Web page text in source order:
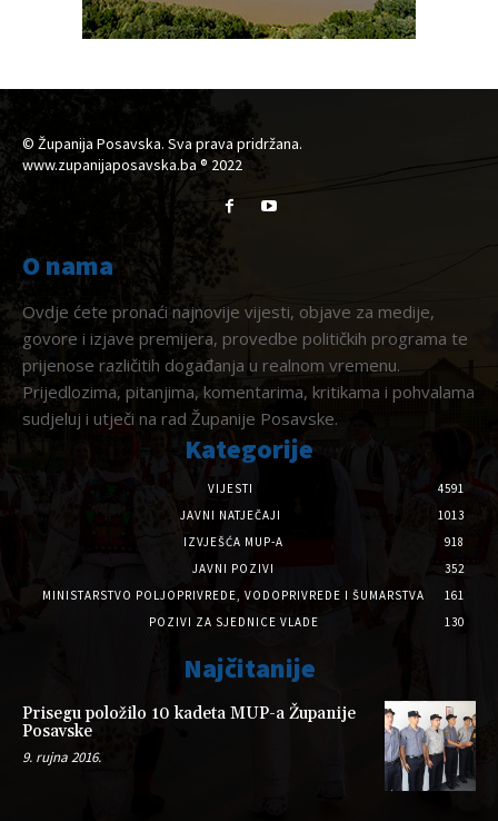
© Županija Posavska. Sva prava pridržana.
www.zupanijaposavska.ba ® 2022
O nama
Ovdje ćete pronaći najnovije vijesti, objave za medije,
govore i izjave premijera, provedbe političkih programa te
prijenose različitih događanja u realnom vremenu.
Prijedlozima, pitanjima, komentarima, kritikama i pohvalama
sudjeluj i utječi na rad Županije Posavske.
Kategorije
VIJESTI
4591
JAVNI NATJEČAJI
1013
IZVJEŠĆA MUP-A
918
JAVNI POZIVI
352
MINISTARSTVO POLJOPRIVREDE, VODOPRIVREDE I ŠUMARSTVA
161
POZIVI ZA SJEDNICE VLADE
130
Najčitanije
Prisegu položilo 10 kadeta MUP-a Županije
Posavske
9. rujna 2016.